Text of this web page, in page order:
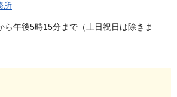
所
ら午後5時15分まで（土日祝日は除きま